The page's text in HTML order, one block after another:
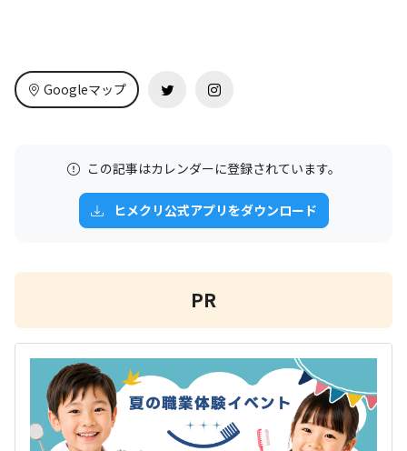
Googleマップ
この記事はカレンダーに登録されています。
ヒメクリ公式アプリをダウンロード
PR